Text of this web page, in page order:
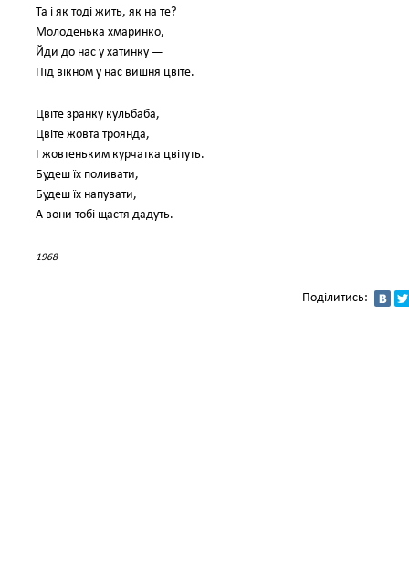
Та і як тоді жить, як на те?
Молоденька хмаринко,
Йди до нас у хатинку —
Під вікном у нас вишня цвіте.
Цвіте зранку кульбаба,
Цвіте жовта троянда,
І жовтеньким курчатка цвітуть.
Будеш їх поливати,
Будеш їх напувати,
А вони тобі щастя дадуть.
1968
Поділитись: